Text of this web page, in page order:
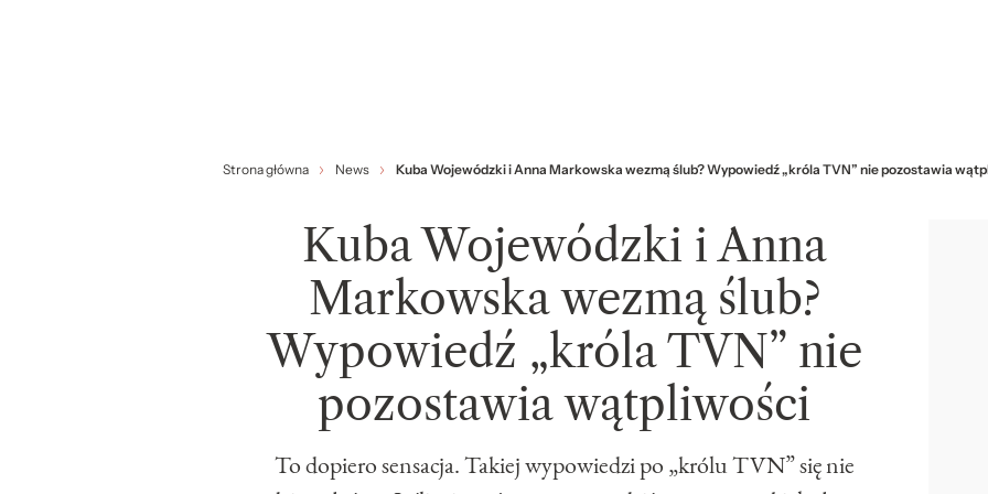
Strona główna News Kuba Wojewódzki i Anna Markowska wezmą ślub? Wypowiedź „króla TVN” nie pozostawia
Kuba Wojewódzki i Anna
Markowska wezmą ślub?
Wypowiedź „króla TVN” nie
pozostawia wątpliwości
To dopiero sensacja. Takiej wypowiedzi po „królu TVN” się nie